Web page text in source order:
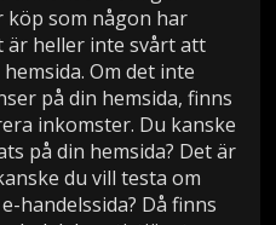
köp som någon har
är heller inte svårt att
Om det inte
på din hemsida, finns
inkomster. Du kanske
på din hemsida? Det är
du vill testa om
handelssida? Då finns